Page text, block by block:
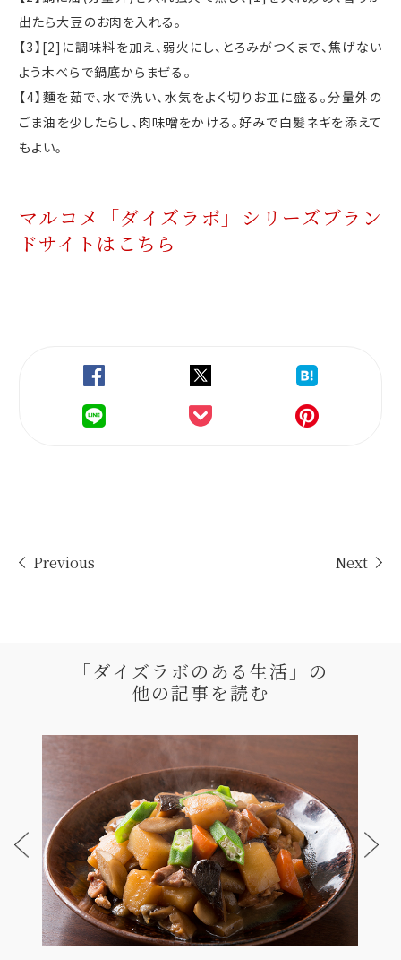
出たら大豆のお肉を入れる。
【3】[2]に調味料を加え、弱火にし、とろみがつくまで、焦げない
よう木べらで鍋底からまぜる。
【4】麵を茹で、水で洗い、水気をよく切りお皿に盛る。分量外の
ごま油を少したらし、肉味噌をかける。好みで白髪ネギを添えて
もよい。
マルコメ「ダイズラボ」シリーズ ブラン
ドサイトはこちら
Previous Next
「ダイズラボのある生活」の
他の記事を読む